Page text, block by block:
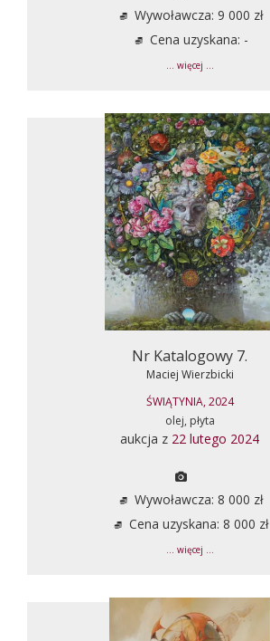
Wywoławcza: 9 000 zł
Cena uzyskana: -
... więcej ...
Nr Katalogowy 7.
Maciej Wierzbicki
ŚWIĄTYNIA, 2024
olej, płyta
aukcja z 22 lutego 2024
Wywoławcza: 8 000 zł
Cena uzyskana: 8 000 zł
... więcej ...